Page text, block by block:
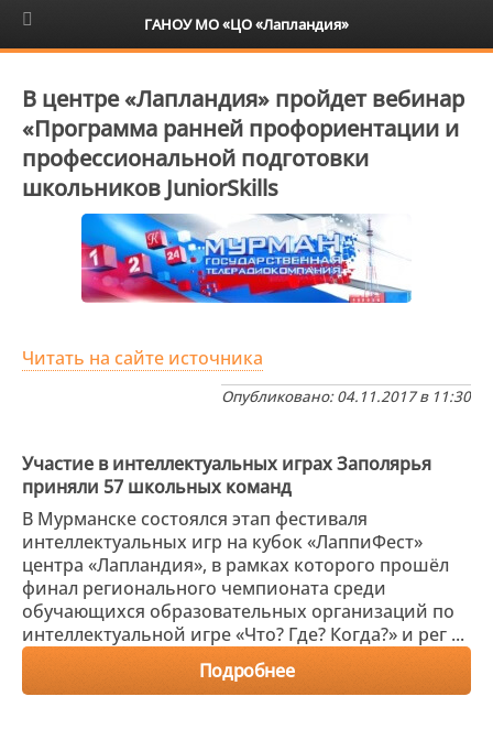
6+
В центре «Лапландия» пройдет вебинар
«Программа ранней профориентации и
профессиональной подготовки
школьников JuniorSkills
Читать на сайте источника
Опубликовано: 04.11.2017 в 11:30
Участие в интеллектуальных играх Заполярья
приняли 57 школьных команд
В Мурманске состоялся этап фестиваля
интеллектуальных игр на кубок «ЛаппиФест»
центра «Лапландия», в рамках которого прошёл
финал регионального чемпионата среди
обучающихся образовательных организаций по
интеллектуальной игре «Что? Где? Когда?» и рег ...
Подробнее
ГАНОУ МО «ЦО «Лапландия»